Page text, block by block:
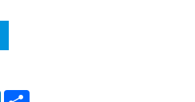
LinkedIn